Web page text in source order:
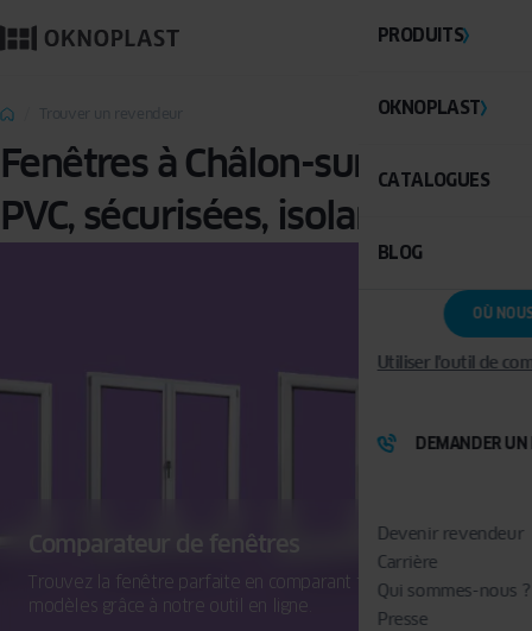
PRODUITS
OKNOPLAST
CATALOGUES
BLOG
OÙ
Utiliser l'outil de
DEMANDER UN
Devenir revendeur
Carrière
Qui sommes-nous ?
Presse
Fenêtres à Châlon-sur-Saône :
PVC, sécurisées, isolantes
Comparateur de fenêtres
Trouvez la fenêtre parfaite en comparant facilement les
modèles grâce à notre outil en ligne.